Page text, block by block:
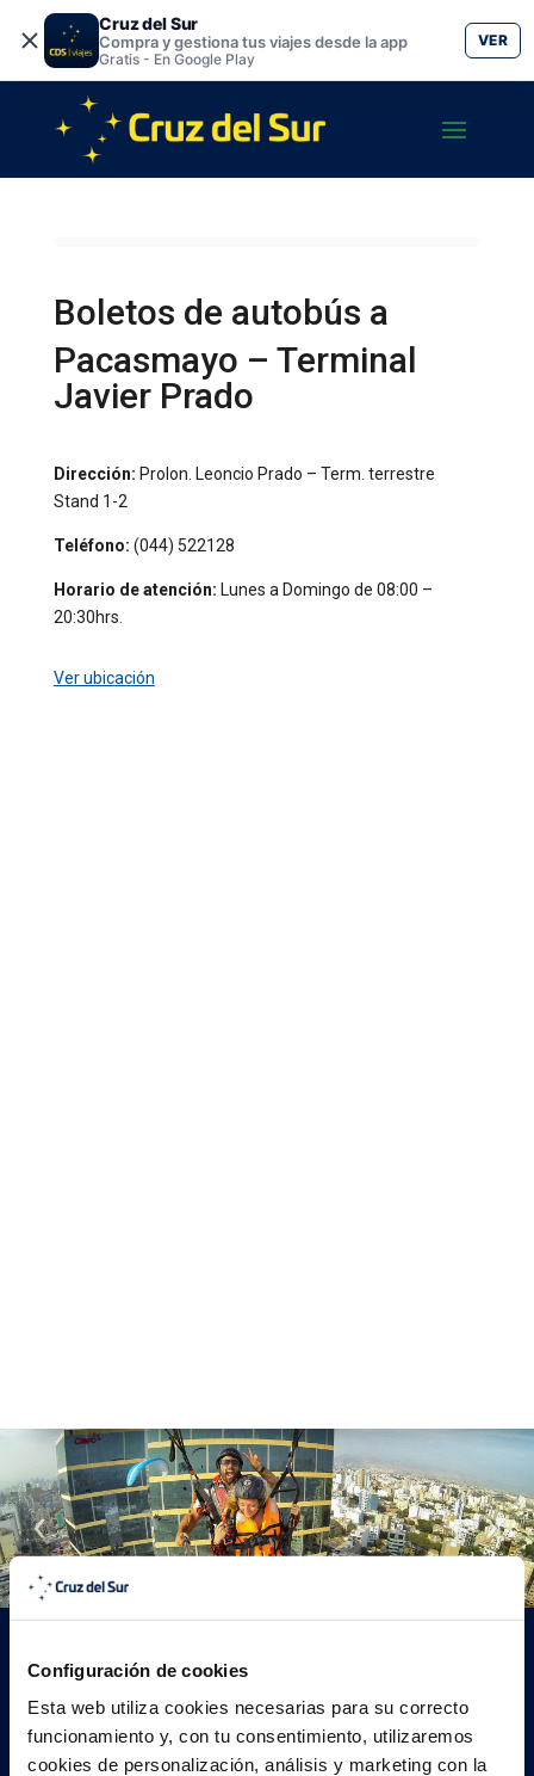
Configuración de cookies
Esta web utiliza cookies necesarias para su correcto
funcionamiento y, con tu consentimiento, utilizaremos
cookies de personalización, análisis y marketing con la
Cruz del Sur
Compra y gestiona tus viajes desde la app
Gratis - En Google Play
VER
Boletos de autobús a
Pacasmayo – Terminal
Javier Prado
Dirección: Prolon. Leoncio Prado – Term. terrestre
Stand 1-2
Teléfono: (044) 522128
Horario de atención: Lunes a Domingo de 08:00 –
20:30hrs.
Ver ubicación